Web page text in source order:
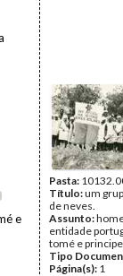
e
Pasta:
Título:um
de neves.
Assunto:
entidade
tomé e
Tipo
Página(s): 1